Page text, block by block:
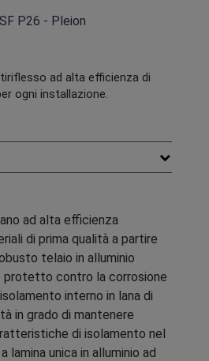
ad alta efficienza di
ogni installazione.
ad alta efficienza
di prima qualità a partire
telaio in alluminio
contro la corrosione
interno in lana di
in grado di mantenere
di isolamento nel
lamina unica in alluminio ad